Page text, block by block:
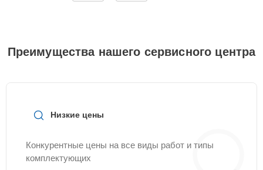
Преимущества нашего сервисного центра
Низкие цены
Конкурентные цены на все виды работ и типы
комплектующих